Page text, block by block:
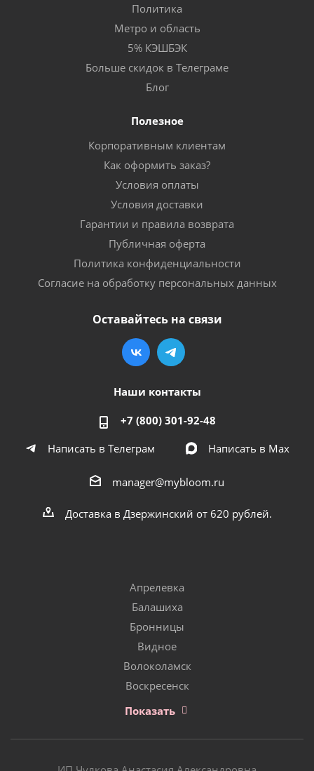
Политика
Метро и область
5% КЭШБЭК
Больше скидок в Телеграме
Блог
Полезное
Корпоративным клиентам
Как оформить заказ?
Условия оплаты
Условия доставки
Гарантии и правила возврата
Публичная оферта
Политика конфиденциальности
Согласие на обработку персональных данных
Оставайтесь на связи
Наши контакты
+7 (800) 301-92-48
Написать в Телеграм
Написать в Мах
manager@mybloom.ru
Доставка в Дзержинский от 620 рублей.
Апрелевка
Балашиха
Бронницы
Видное
Волоколамск
Воскресенск
Показать